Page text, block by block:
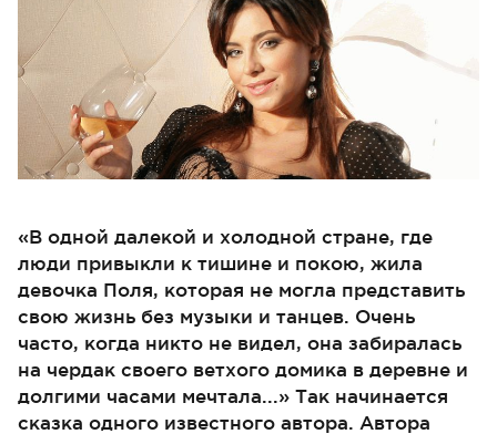
«В одной далекой и холодной стране, где
люди привыкли к тишине и покою, жила
девочка Поля, которая не могла представить
свою жизнь без музыки и танцев. Очень
часто, когда никто не видел, она забиралась
на чердак своего ветхого домика в деревне и
долгими часами мечтала...» Так начинается
сказка одного известного автора. Автора